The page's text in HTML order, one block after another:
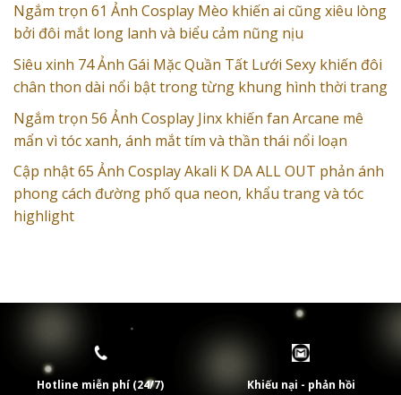
Ngắm trọn 61 Ảnh Cosplay Mèo khiến ai cũng xiêu lòng
bởi đôi mắt long lanh và biểu cảm nũng nịu
Siêu xinh 74 Ảnh Gái Mặc Quần Tất Lưới Sexy khiến đôi
chân thon dài nổi bật trong từng khung hình thời trang
Ngắm trọn 56 Ảnh Cosplay Jinx khiến fan Arcane mê
mẩn vì tóc xanh, ánh mắt tím và thần thái nổi loạn
Cập nhật 65 Ảnh Cosplay Akali K DA ALL OUT phản ánh
phong cách đường phố qua neon, khẩu trang và tóc
highlight
Hotline miễn phí (24/7)
Khiếu nại - phản hồi